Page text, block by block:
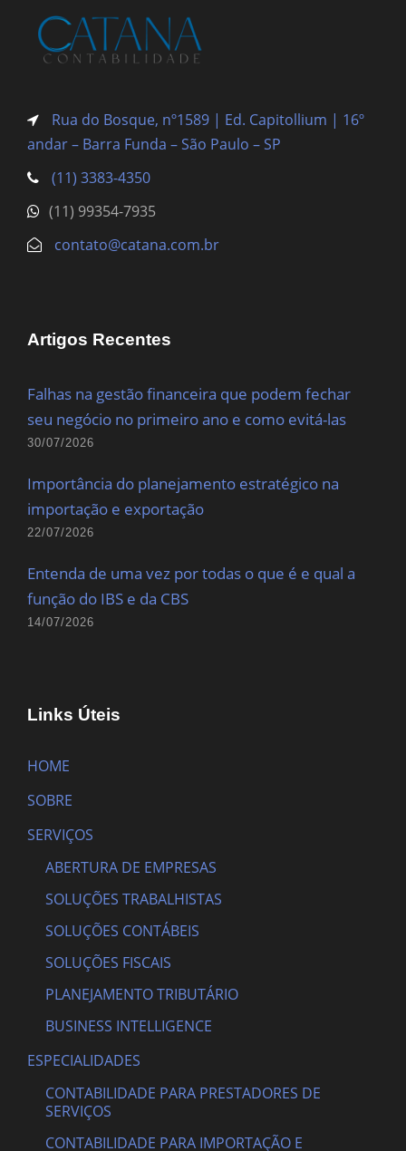
Rua do Bosque, nº1589 | Ed. Capitollium | 16º
andar – Barra Funda – São Paulo – SP
(11) 3383-4350
(11) 99354-7935
contato@catana.com.br
Artigos Recentes
Falhas na gestão financeira que podem fechar
seu negócio no primeiro ano e como evitá-las
30/07/2026
Importância do planejamento estratégico na
importação e exportação
22/07/2026
Entenda de uma vez por todas o que é e qual a
função do IBS e da CBS
14/07/2026
Links Úteis
HOME
SOBRE
SERVIÇOS
ABERTURA DE EMPRESAS
SOLUÇÕES TRABALHISTAS
SOLUÇÕES CONTÁBEIS
SOLUÇÕES FISCAIS
PLANEJAMENTO TRIBUTÁRIO
BUSINESS INTELLIGENCE
ESPECIALIDADES
CONTABILIDADE PARA PRESTADORES DE
SERVIÇOS
CONTABILIDADE PARA IMPORTAÇÃO E